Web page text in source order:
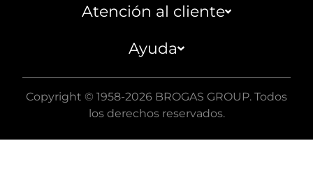
Atención al cliente
Ayuda
Copyright © 1958-2026 BROGAS GROUP. Todos
los derechos reservados.